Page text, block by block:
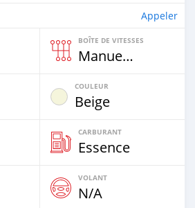
Appeler
BOÎTE DE VITESSES
Manuelle
COULEUR
Beige
CARBURANT
Essence
VOLANT
N/A